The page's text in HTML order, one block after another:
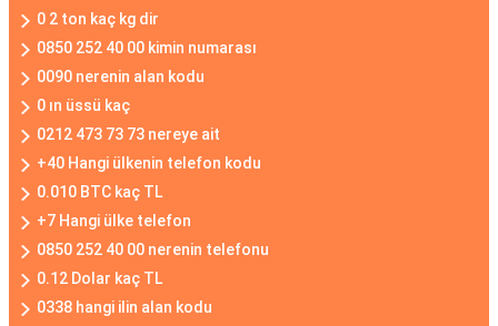
0 2 ton kaç kg dir
0850 252 40 00 kimin numarası
0090 nerenin alan kodu
0 ın üssü kaç
0212 473 73 73 nereye ait
+40 Hangi ülkenin telefon kodu
0.010 BTC kaç TL
+7 Hangi ülke telefon
0850 252 40 00 nerenin telefonu
0.12 Dolar kaç TL
0338 hangi ilin alan kodu